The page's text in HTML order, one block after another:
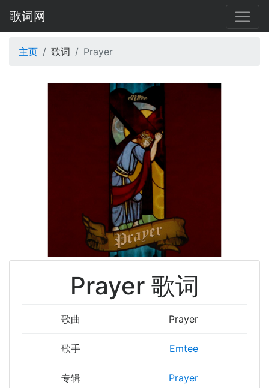
歌词网
主页 歌词 Prayer
Prayer 歌词
歌曲 Prayer
歌手 Emtee
专辑 Prayer